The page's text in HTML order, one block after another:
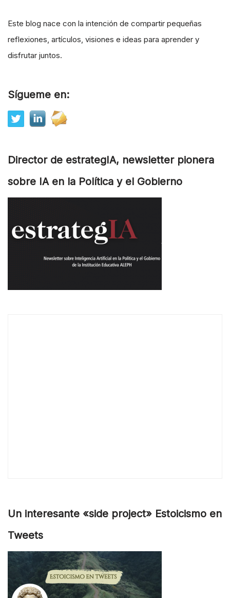
Este blog nace con la intención de compartir pequeñas
reflexiones, artículos, visiones e ideas para aprender y
disfrutar juntos.
Sígueme en:
Director de estrategIA, newsletter pionera
sobre IA en la Política y el Gobierno
Un interesante «side project» Estoicismo en
Tweets